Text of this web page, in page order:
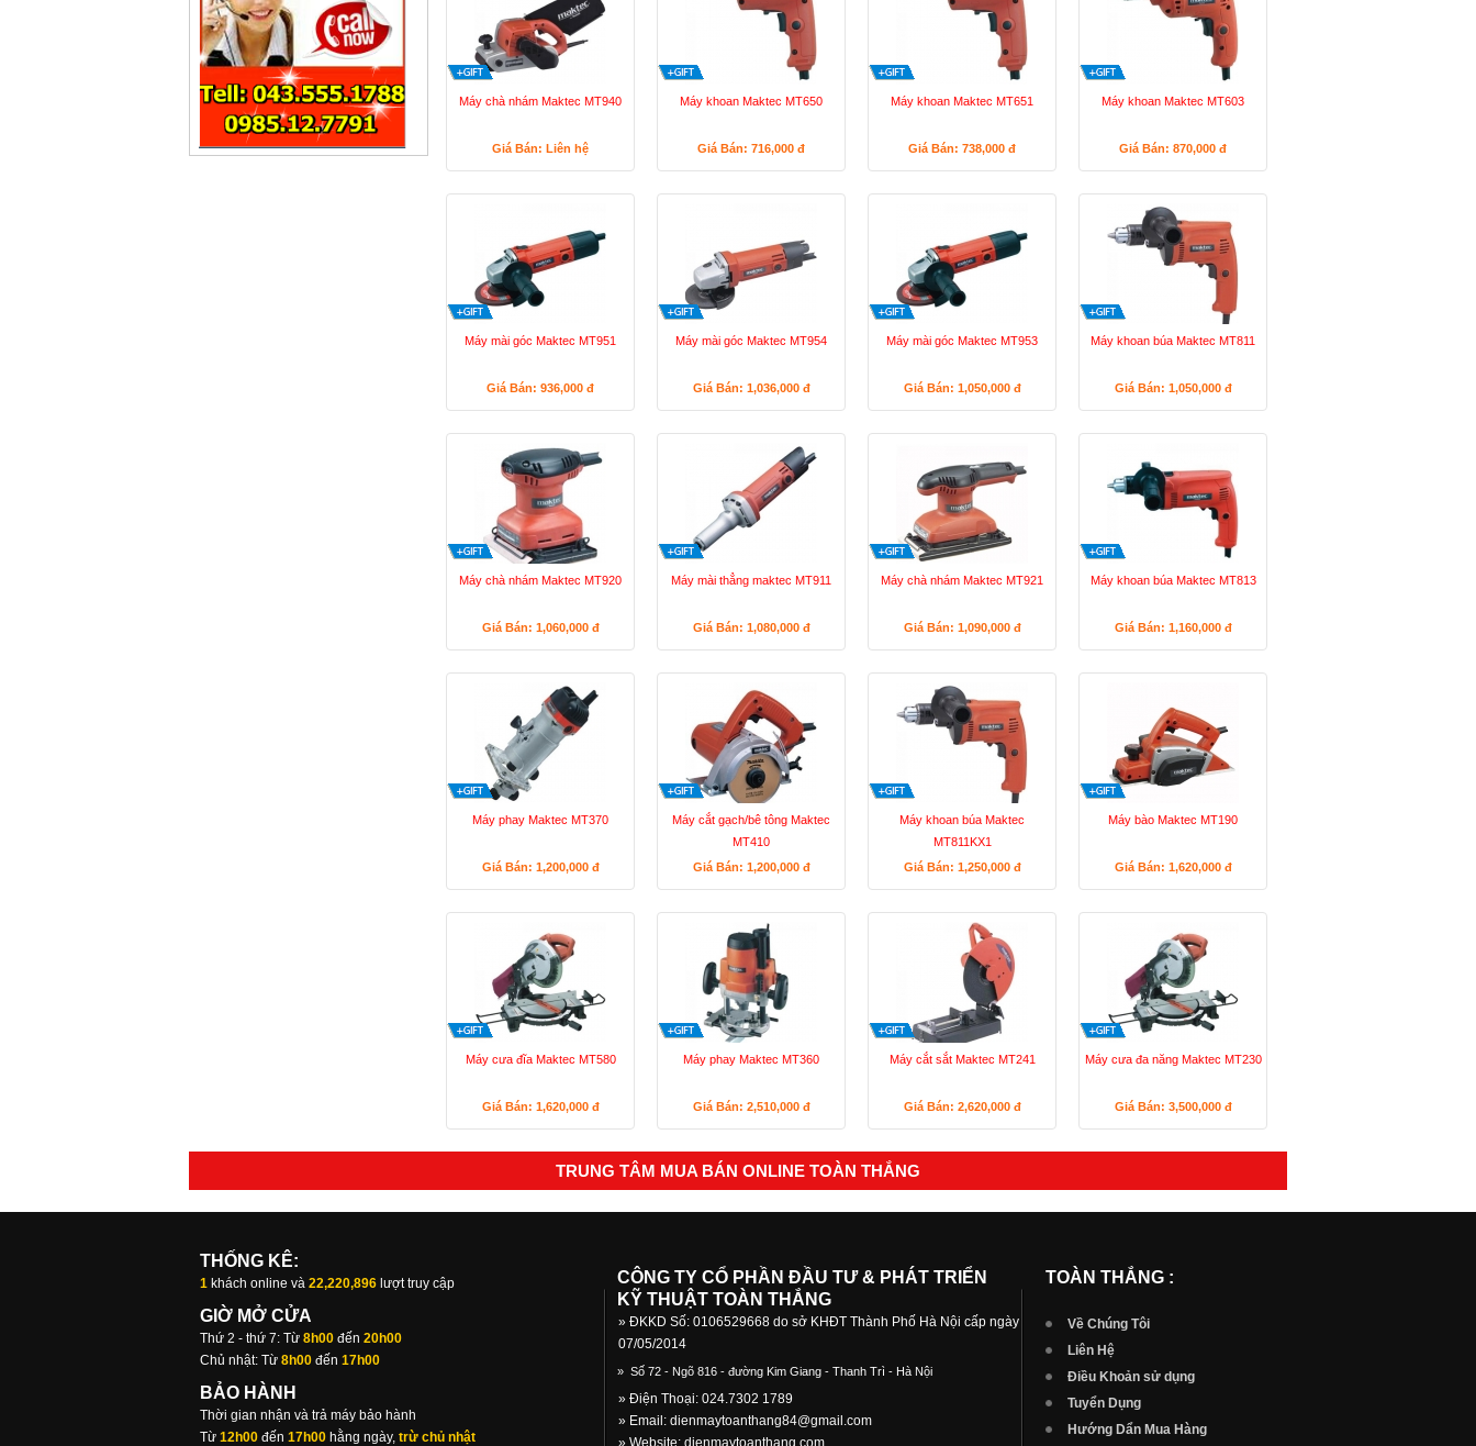
Máy chà nhám Maktec MT940
Giá Bán: Liên hệ
Máy khoan Maktec MT650
Giá Bán: 716,000 đ
Máy khoan Maktec MT651
Giá Bán: 738,000 đ
Máy khoan Maktec MT603
Giá Bán: 870,000 đ
Máy mài góc Maktec MT951
Giá Bán: 936,000 đ
Máy mài góc Maktec MT954
Giá Bán: 1,036,000 đ
Máy mài góc Maktec MT953
Giá Bán: 1,050,000 đ
Máy khoan búa Maktec MT811
Giá Bán: 1,050,000 đ
Máy chà nhám Maktec MT920
Giá Bán: 1,060,000 đ
Máy mài thẳng maktec MT911
Giá Bán: 1,080,000 đ
Máy chà nhám Maktec MT921
Giá Bán: 1,090,000 đ
Máy khoan búa Maktec MT813
Giá Bán: 1,160,000 đ
Máy phay Maktec MT370
Giá Bán: 1,200,000 đ
Máy cắt gạch/bê tông Maktec
MT410
Giá Bán: 1,200,000 đ
Máy khoan búa Maktec
MT811KX1
Giá Bán: 1,250,000 đ
Máy bào Maktec MT190
Giá Bán: 1,620,000 đ
Máy cưa đĩa Maktec MT580
Giá Bán: 1,620,000 đ
Máy phay Maktec MT360
Giá Bán: 2,510,000 đ
Máy cắt sắt Maktec MT241
Giá Bán: 2,620,000 đ
Máy cưa đa năng Maktec MT230
Giá Bán: 3,500,000 đ
TRUNG TÂM MUA BÁN ONLINE TOÀN THẮNG
THỐNG KÊ:
1 khách online và 22,220,896 lượt truy cập
GIỜ MỞ CỬA
Thứ 2 - thứ 7: Từ 8h00 đến 20h00
Chủ nhật: Từ 8h00 đến 17h00
BẢO HÀNH
Thời gian nhận và trả máy bảo hành
Từ 12h00 đến 17h00 hằng ngày, trừ chủ nhật
CÔNG TY CỔ PHẦN ĐẦU TƯ & PHÁT TRIỂN
KỸ THUẬT TOÀN THẮNG
» ĐKKD Số: 0106529668 do sở KHĐT Thành Phố Hà Nội cấp ngày
07/05/2014
» Số 72 - Ngõ 816 - đường Kim Giang - Thanh Trì - Hà Nội
» Điện Thoại: 024.7302 1789
» Email: dienmaytoanthang84@gmail.com
» Website: dienmaytoanthang.com
TOÀN THẮNG :
Về Chúng Tôi
Liên Hệ
Điều Khoản sử dụng
Tuyển Dụng
Hướng Dẩn Mua Hàng